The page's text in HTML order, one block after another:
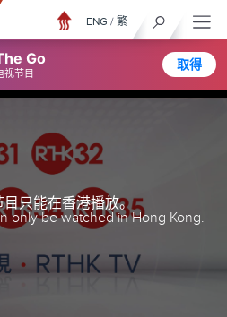
Go
视节目
取得
ENG / 繁
只能在香港播放。
only be watched in Hong Kong.